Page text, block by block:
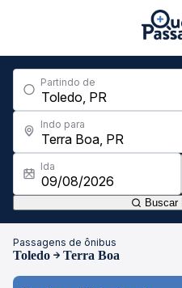
Partindo de
Indo para
Ida
Buscar
Passagens de ônibus
Toledo Terra Boa